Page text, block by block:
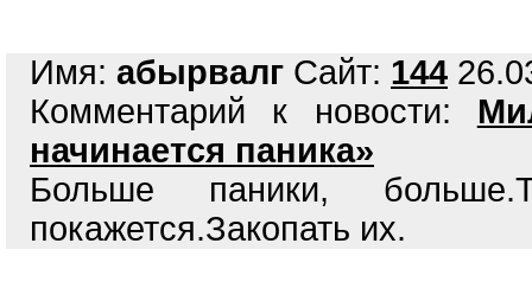
Имя: абырвалг Сайт: 144
Комментарий к новости:
начинается паника»
Больше паники,
покажется.Закопать их.